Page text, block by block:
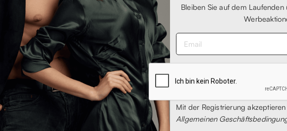
Bleiben Sie auf dem
Mit der Registrierung
Allgemeinen
XXL L M
EXTRA
-20%
-12%